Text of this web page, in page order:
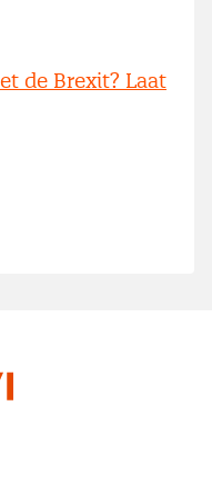
de Brexit? Laat